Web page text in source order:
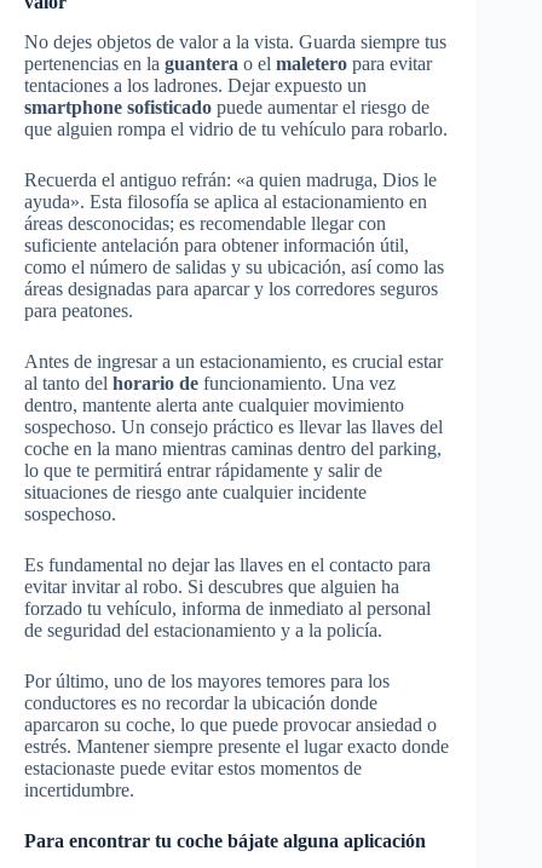
No dejes objetos de valor a la vista. Guarda siempre tus
pertenencias en la guantera o el maletero para evitar
tentaciones a los ladrones. Dejar expuesto un
smartphone sofisticado puede aumentar el riesgo de
que alguien rompa el vidrio de tu vehículo para robarlo.
Recuerda el antiguo refrán: «a quien madruga, Dios le
ayuda». Esta filosofía se aplica al estacionamiento en
áreas desconocidas; es recomendable llegar con
suficiente antelación para obtener información útil,
como el número de salidas y su ubicación, así como las
áreas designadas para aparcar y los corredores seguros
para peatones.
Antes de ingresar a un estacionamiento, es crucial estar
al tanto del horario de funcionamiento. Una vez
dentro, mantente alerta ante cualquier movimiento
sospechoso. Un consejo práctico es llevar las llaves del
coche en la mano mientras caminas dentro del parking,
lo que te permitirá entrar rápidamente y salir de
situaciones de riesgo ante cualquier incidente
sospechoso.
Es fundamental no dejar las llaves en el contacto para
evitar invitar al robo. Si descubres que alguien ha
forzado tu vehículo, informa de inmediato al personal
de seguridad del estacionamiento y a la policía.
Por último, uno de los mayores temores para los
conductores es no recordar la ubicación donde
aparcaron su coche, lo que puede provocar ansiedad o
estrés. Mantener siempre presente el lugar exacto donde
estacionaste puede evitar estos momentos de
incertidumbre.
Para encontrar tu coche bájate alguna aplicación